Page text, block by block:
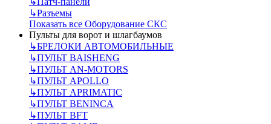
↳Разъемы
Показать все Оборудование СКС
Пульты для ворот и шлагбаумов
↳БРЕЛОКИ АВТОМОБИЛЬНЫЕ
↳ПУЛЬТ BAISHENG
↳ПУЛЬТ AN-MOTORS
↳ПУЛЬТ APOLLO
↳ПУЛЬТ APRIMATIC
↳ПУЛЬТ BENINCA
↳ПУЛЬТ BFT